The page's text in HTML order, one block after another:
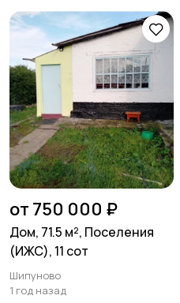
от 750 000 ₽
Дом, 71.5 м², Поселения
(ИЖС), 11 сот
Шипуново
1 год назад